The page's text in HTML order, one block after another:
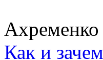
Как и